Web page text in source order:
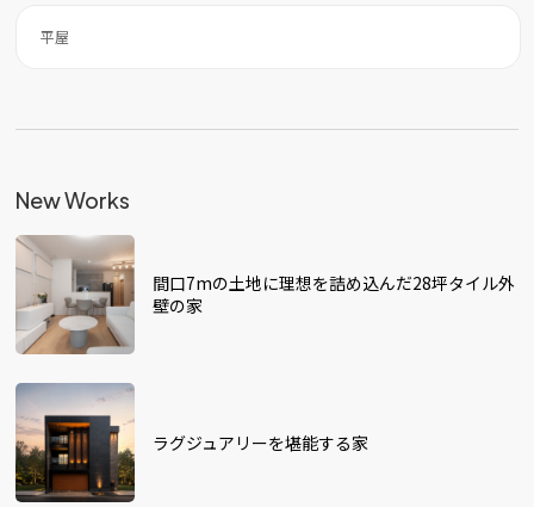
平屋
New Works
間口7mの土地に理想を詰め込んだ28坪タイル外
壁の家
ラグジュアリーを堪能する家